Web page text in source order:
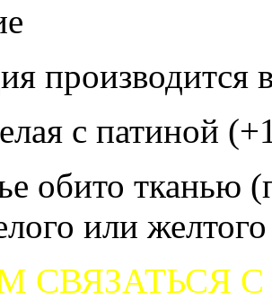
производится
с патиной
обито тканью
или
СВЯЗАТЬСЯ